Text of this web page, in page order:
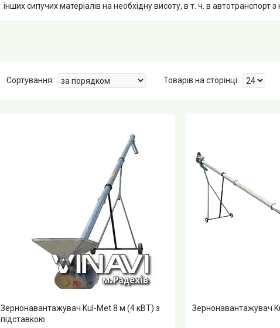
інших сипучих матеріалів на необхідну висоту, в т. ч. в автотранспорт
Зернонавантажувач Kul-Met 8 м (4 кВТ) з
підставкою
Зернонавантажувач